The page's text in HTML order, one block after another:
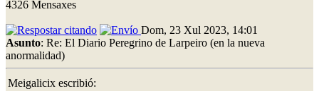
4326 Mensaxes
Dom, 23 Xul 2023, 14:01
Asunto: Re: El Diario Peregrino de Larpeiro (en la nueva
anormalidad)
Meigalicix escribió: